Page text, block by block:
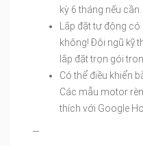
kỳ 6 tháng nếu cần.
Lắp đặt tự động
không! Đội ngũ kỹ
lắp đặt trọn gói
Có thể điều khiển
Các mẫu motor
thích với Google
—